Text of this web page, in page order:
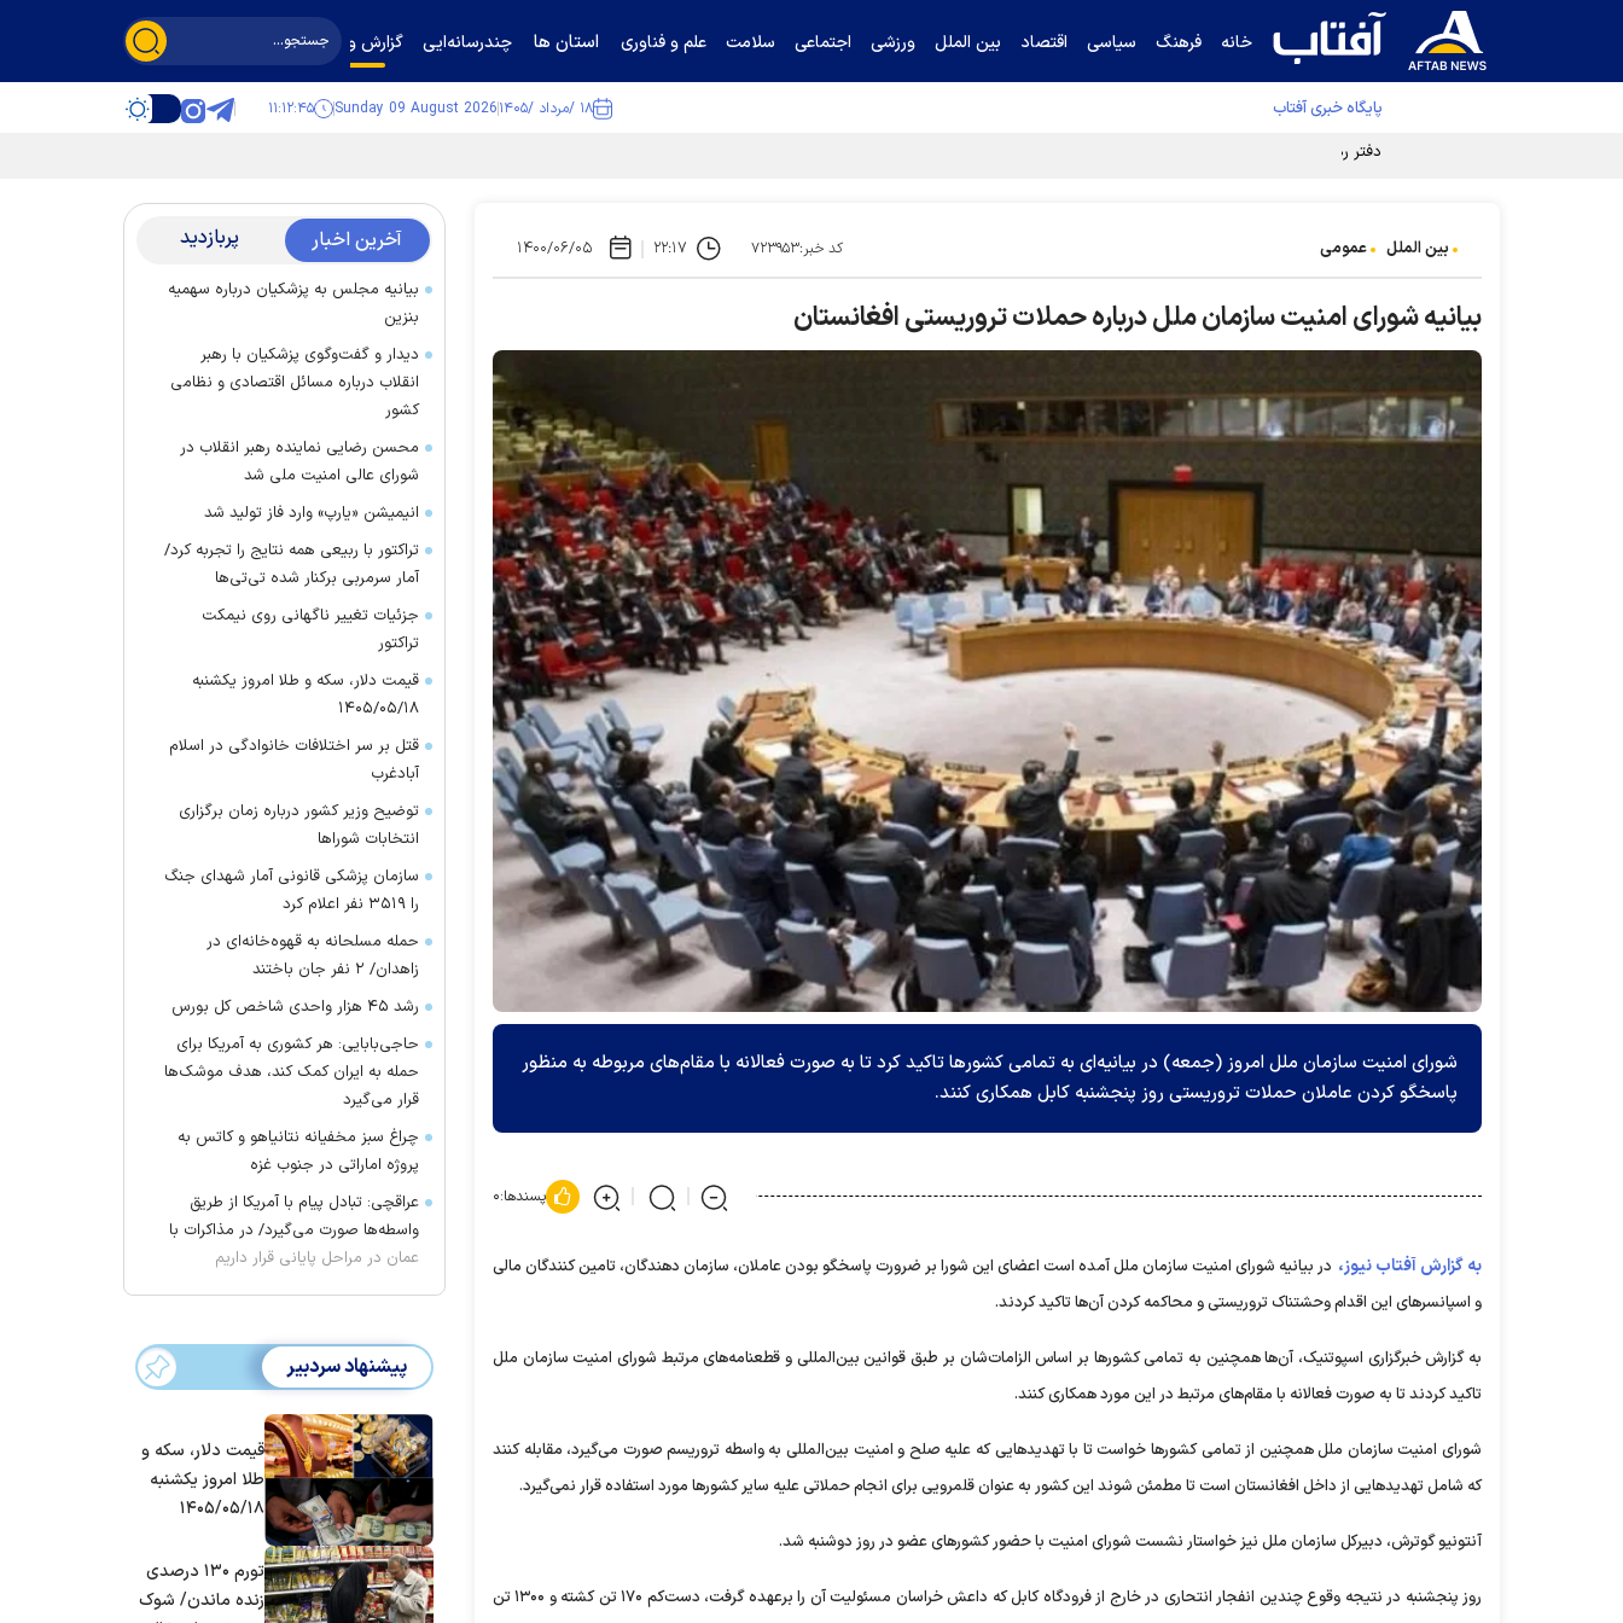
خانه فرهنگ سیاسی اقتصاد بین الملل ورزشی اجتماعی سلامت علم و فناوری استان ها چندرسانه‌ایی گزارش و گفت‌وگو
پایگاه خبری آفتاب ۱۸ /مرداد /۱۴۰۵ Sunday 09 August 2026 ۱۱:۱۲:۴۶
دفتر رهبر انقلاب ادعای خرازی درباره پزشکیان را تکذیب کرد
بین الملل عمومی کد خبر:۷۲۳۹۵۳ ۲۲:۱۷ ۱۴۰۰/۰۶/۰۵
بیانیه شورای امنیت سازمان ملل درباره حملات تروریستی افغانستان
شورای امنیت سازمان ملل امروز (جمعه) در بیانیه‌ای به تمامی کشور‌ها تاکید کرد تا به صورت فعالانه با مقام‌های مربوطه به منظور
پاسخگو کردن عاملان حملات تروریستی روز پنجشنبه کابل همکاری کنند.
پسندها:۰
به گزارش آفتاب نیوز، در بیانیه شورای امنیت سازمان ملل آمده است اعضای این شورا بر ضرورت پاسخگو بودن عاملان، سازمان دهندگان، تامین کنندگان مالی
و اسپانسر‌های این اقدام وحشتناک تروریستی و محاکمه کردن آن‌ها تاکید کردند.
به گزارش خبرگزاری اسپوتنیک، آن‌ها همچنین به تمامی کشور‌ها بر اساس الزامات‌شان بر طبق قوانین بین‌المللی و قطعنامه‌های مرتبط شورای امنیت سازمان ملل
تاکید کردند تا به صورت فعالانه با مقام‌های مرتبط در این مورد همکاری کنند.
شورای امنیت سازمان ملل همچنین از تمامی کشور‌ها خواست تا با تهدید‌هایی که علیه صلح و امنیت بین‌المللی به واسطه تروریسم صورت می‌گیرد، مقابله کنند
که شامل تهدید‌هایی از داخل افغانستان است تا مطمئن شوند این کشور به عنوان قلمرویی برای انجام حملاتی علیه سایر کشور‌ها مورد استفاده قرار نمی‌گیرد.
آنتونیو گوترش، دبیرکل سازمان ملل نیز خواستار نشست شورای امنیت با حضور کشور‌های عضو در روز دوشنبه شد.
روز پنجشنبه در نتیجه وقوع چندین انفجار انتحاری در خارج از فرودگاه کابل که داعش خراسان مسئولیت آن را برعهده گرفت، دست‌کم ۱۷۰ تن کشته و ۱۳۰۰ تن
آخرین اخبار پربازدید
بیانیه مجلس به پزشکیان درباره سهمیه
بنزین
دیدار و گفت‌وگوی پزشکیان با رهبر
انقلاب درباره مسائل اقتصادی و نظامی
کشور
محسن رضایی نماینده رهبر انقلاب در
شورای عالی امنیت ملی شد
انیمیشن «یارپ» وارد فاز تولید شد
تراکتور با ربیعی همه نتایج را تجربه کرد/
آمار سرمربی برکنار شده تی‌تی‌ها
جزئیات تغییر ناگهانی روی نیمکت
تراکتور
قیمت دلار، سکه و طلا امروز یکشنبه
۱۴۰۵/۰۵/۱۸
قتل بر سر اختلافات خانوادگی در اسلام
آبادغرب
توضیح وزیر کشور درباره زمان برگزاری
انتخابات شورا‌ها
سازمان پزشکی قانونی آمار شهدای جنگ
را ۳۵۱۹ نفر اعلام کرد
حمله مسلحانه به قهوه‌خانه‌ای در
زاهدان/ ۲ نفر جان باختند
رشد ۴۵ هزار واحدی شاخص کل بورس
حاجی‌بابایی: هر کشوری به آمریکا برای
حمله به ایران کمک کند، هدف موشک‌ها
قرار می‌گیرد
چراغ سبز مخفیانه نتانیاهو و کاتس به
پروژه اماراتی در جنوب غزه
عراقچی: تبادل پیام با آمریکا از طریق
واسطه‌ها صورت می‌گیرد/ در مذاکرات با
عمان در مراحل پایانی قرار داریم
پیشنهاد سردبیر
قیمت دلار، سکه و
طلا امروز یکشنبه
۱۴۰۵/۰۵/۱۸
تورم ۱۳۰ درصدی
زنده ماندن/ شوک